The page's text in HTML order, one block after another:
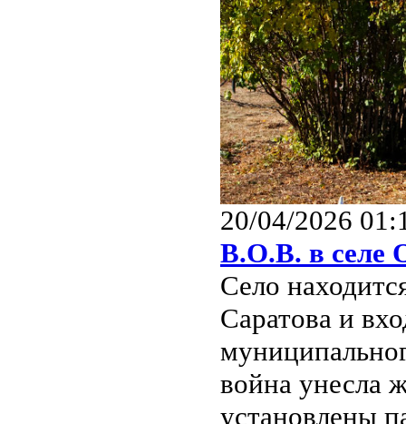
20/04/2026
В.О.В. в селе
Село
Саратова и
война унесла
установлены